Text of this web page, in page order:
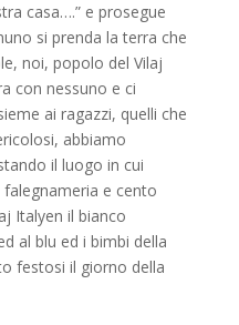
casa….” e prosegue
si prenda la terra che
noi, popolo del Vilaj
con nessuno e ci
ai ragazzi, quelli che
abbiamo
il luogo in cui
e cento
Italyen il bianco
al blu ed i bimbi della
festosi il giorno della